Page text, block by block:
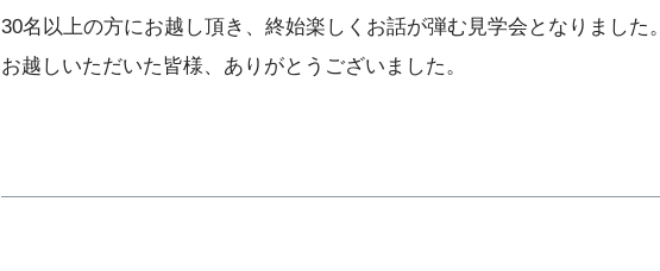
30名以上の方にお越し頂き、終始楽しくお話が弾む見学会となりました。
お越しいただいた皆様、ありがとうございました。